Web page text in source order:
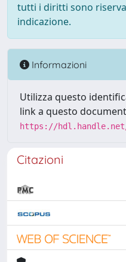
tutti i diritti sono
indicazione.
Informazioni
Utilizza questo
link a questo
https://hdl.handle.net/
Citazioni